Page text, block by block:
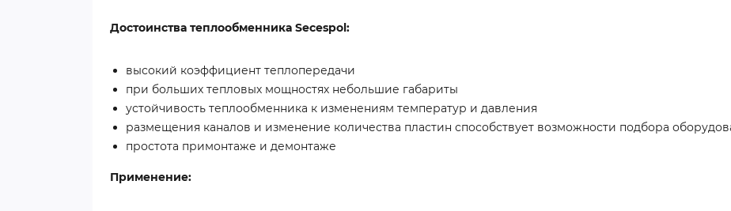
Достоинства теплообменника Secespol:
высокий коэффициент теплопередачи
при больших тепловых мощностях небольшие габариты
устойчивость теплообменника к изменениям температур и давления
размещения каналов и изменение количества пластин способствует возможности подбора
простота примонтаже и демонтаже
Применение: